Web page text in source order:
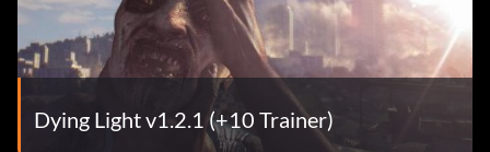
Dying Light v1.2.1 (+10 Trainer)